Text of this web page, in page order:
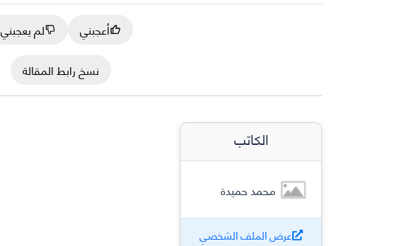
أعجبني
لم يعجبني
نسخ رابط المقالة
الكاتب
محمد حميدة
عرض الملف الشخصي